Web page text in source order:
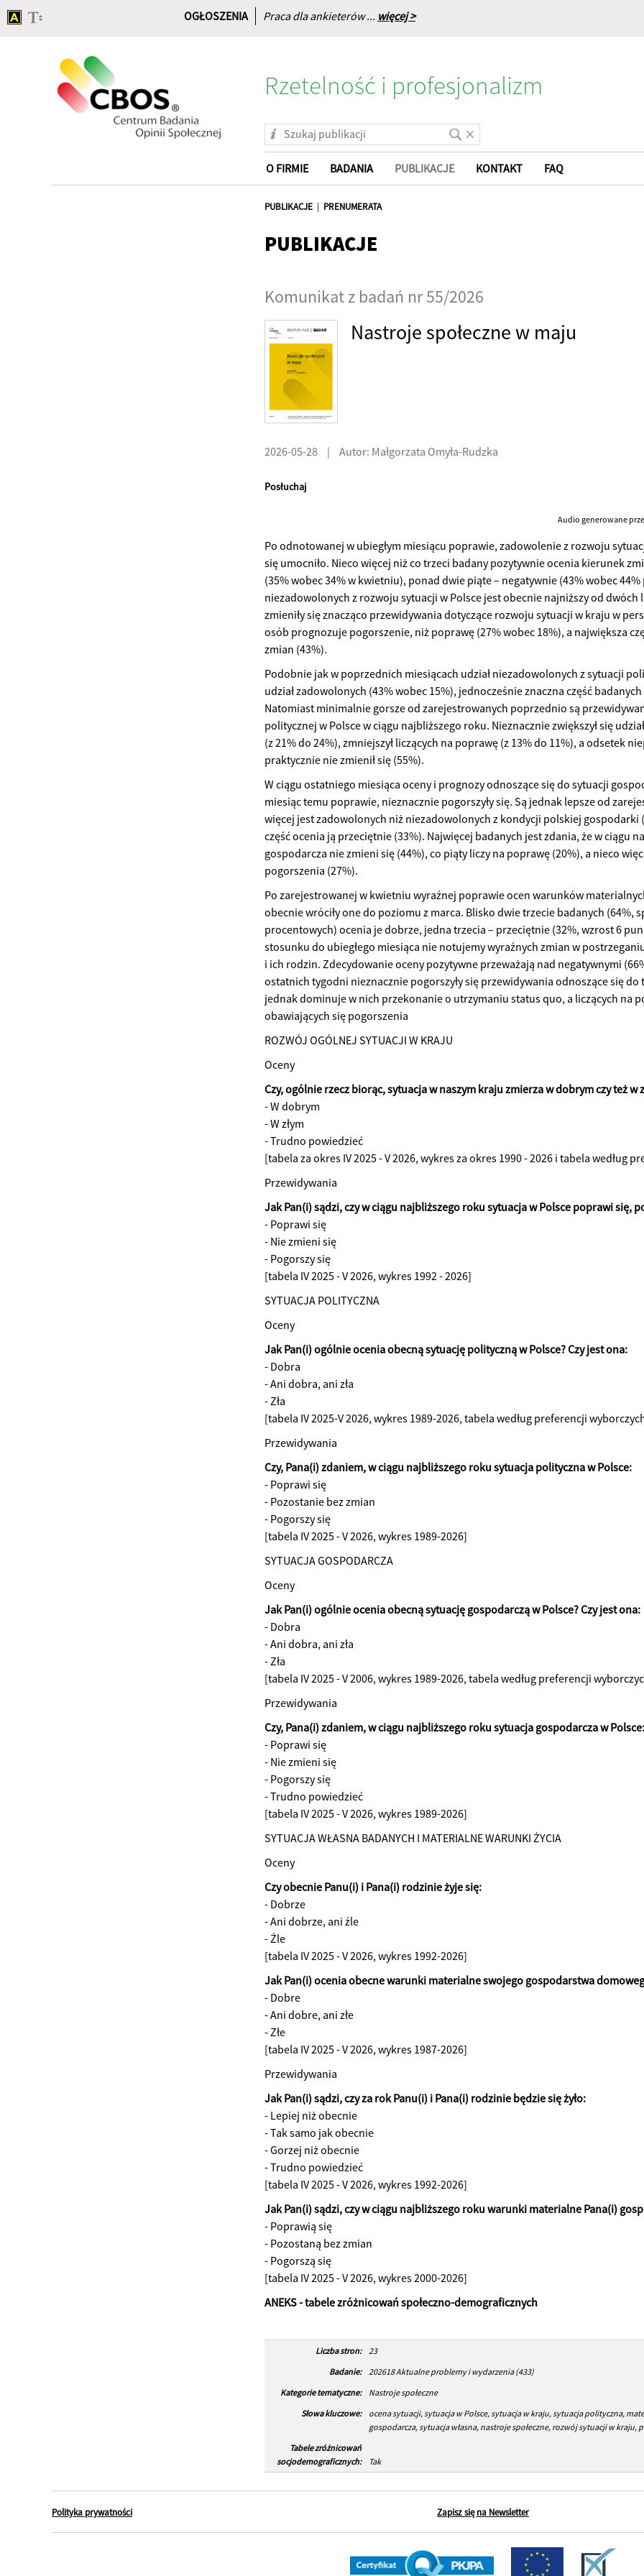
OGŁOSZENIA Praca dla ankieterów ... więcej >
główna
Rzetelność i profesjonalizm
O FIRMIE BADANIA PUBLIKACJE KONTAKT FAQ
PUBLIKACJE | PRENUMERATA
PUBLIKACJE
Komunikat z badań nr 55/2026
Nastroje społeczne w maju
2026-05-28 | Autor: Małgorzata Omyła-Rudzka
Posłuchaj
Audio generowane
Po odnotowanej w ubiegłym miesiącu poprawie, zadowolenie z rozwoju
się umocniło. Nieco więcej niż co trzeci badany pozytywnie ocenia kierunek
(35% wobec 34% w kwietniu), ponad dwie piąte – negatywnie (43% wobec 44%
niezadowolonych z rozwoju sytuacji w Polsce jest obecnie najniższy od
zmieniły się znacząco przewidywania dotyczące rozwoju sytuacji w kraju w
osób prognozuje pogorszenie, niż poprawę (27% wobec 18%), a największa
zmian (43%).
Podobnie jak w poprzednich miesiącach udział niezadowolonych z sytuacji
udział zadowolonych (43% wobec 15%), jednocześnie znaczna część
Natomiast minimalnie gorsze od zarejestrowanych poprzednio są
politycznej w Polsce w ciągu najbliższego roku. Nieznacznie zwiększył się
(z 21% do 24%), zmniejszył liczących na poprawę (z 13% do 11%), a odsetek
praktycznie nie zmienił się (55%).
W ciągu ostatniego miesiąca oceny i prognozy odnoszące się do sytuacji
miesiąc temu poprawie, nieznacznie pogorszyły się. Są jednak lepsze od
więcej jest zadowolonych niż niezadowolonych z kondycji polskiej gospodarki
część ocenia ją przeciętnie (33%). Najwięcej badanych jest zdania, że w ciągu
gospodarcza nie zmieni się (44%), co piąty liczy na poprawę (20%), a nieco
pogorszenia (27%).
Po zarejestrowanej w kwietniu wyraźnej poprawie ocen warunków
obecnie wróciły one do poziomu z marca. Blisko dwie trzecie badanych (64%,
procentowych) ocenia je dobrze, jedna trzecia – przeciętnie (32%, wzrost 6
stosunku do ubiegłego miesiąca nie notujemy wyraźnych zmian w
i ich rodzin. Zdecydowanie oceny pozytywne przeważają nad negatywnymi
ostatnich tygodni nieznacznie pogorszyły się przewidywania odnoszące się
jednak dominuje w nich przekonanie o utrzymaniu status quo, a liczących na
obawiających się pogorszenia
ROZWÓJ OGÓLNEJ SYTUACJI W KRAJU
Oceny
Czy, ogólnie rzecz biorąc, sytuacja w naszym kraju zmierza w dobrym czy też w
- W dobrym
- W złym
- Trudno powiedzieć
[tabela za okres IV 2025 - V 2026, wykres za okres 1990 - 2026 i tabela według
Przewidywania
Jak Pan(i) sądzi, czy w ciągu najbliższego roku sytuacja w Polsce poprawi się,
- Poprawi się
- Nie zmieni się
- Pogorszy się
[tabela IV 2025 - V 2026, wykres 1992 - 2026]
SYTUACJA POLITYCZNA
Oceny
Jak Pan(i) ogólnie ocenia obecną sytuację polityczną w Polsce? Czy jest ona:
- Dobra
- Ani dobra, ani zła
- Zła
[tabela IV 2025-V 2026, wykres 1989-2026, tabela według preferencji
Przewidywania
Czy, Pana(i) zdaniem, w ciągu najbliższego roku sytuacja polityczna w Polsce:
- Poprawi się
- Pozostanie bez zmian
- Pogorszy się
[tabela IV 2025 - V 2026, wykres 1989-2026]
SYTUACJA GOSPODARCZA
Oceny
Jak Pan(i) ogólnie ocenia obecną sytuację gospodarczą w Polsce? Czy jest ona:
- Dobra
- Ani dobra, ani zła
- Zła
[tabela IV 2025 - V 2006, wykres 1989-2026, tabela według preferencji
Przewidywania
Czy, Pana(i) zdaniem, w ciągu najbliższego roku sytuacja gospodarcza w Polsce:
- Poprawi się
- Nie zmieni się
- Pogorszy się
- Trudno powiedzieć
[tabela IV 2025 - V 2026, wykres 1989-2026]
SYTUACJA WŁASNA BADANYCH I MATERIALNE WARUNKI ŻYCIA
Oceny
Czy obecnie Panu(i) i Pana(i) rodzinie żyje się:
- Dobrze
- Ani dobrze, ani źle
- Źle
[tabela IV 2025 - V 2026, wykres 1992-2026]
Jak Pan(i) ocenia obecne warunki materialne swojego gospodarstwa
- Dobre
- Ani dobre, ani złe
- Złe
[tabela IV 2025 - V 2026, wykres 1987-2026]
Przewidywania
Jak Pan(i) sądzi, czy za rok Panu(i) i Pana(i) rodzinie będzie się żyło:
- Lepiej niż obecnie
- Tak samo jak obecnie
- Gorzej niż obecnie
- Trudno powiedzieć
[tabela IV 2025 - V 2026, wykres 1992-2026]
Jak Pan(i) sądzi, czy w ciągu najbliższego roku warunki materialne Pana(i)
- Poprawią się
- Pozostaną bez zmian
- Pogorszą się
[tabela IV 2025 - V 2026, wykres 2000-2026]
ANEKS - tabele zróżnicowań społeczno-demograficznych
Liczba stron:
23
Badanie:
202618 Aktualne problemy i wydarzenia (433)
Kategorie tematyczne:
Nastroje społeczne
Słowa kluczowe:
ocena sytuacji, sytuacja w Polsce, sytuacja w kraju, sytuacja polityczna,
gospodarcza, sytuacja własna, nastroje społeczne, rozwój sytuacji w kraju,
Tabele zróżnicowań
socjodemograficznych:
Tak
Polityka prywatności Zapisz się na Newsletter